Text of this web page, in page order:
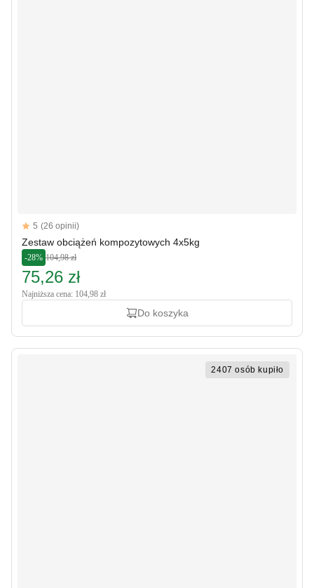
Reviews
5 out of 5 stars
5 (26 opinii)
Zestaw obciążeń kompozytowych 4x5kg
-28% 104,98 zł
75,26 zł
Najniższa cena: 104,98 zł
Do koszyka
2407 osób kupiło